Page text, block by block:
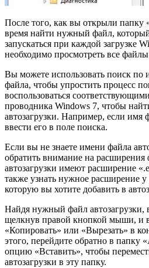
После того, как вы открыли папку
время найти нужный файл, который
запускаться при каждой загрузке
необходимо просмотреть все
Вы можете использовать поиск по
файла, чтобы упростить процесс
воспользоваться
проводника Windows 7, чтобы
автозагрузки. Например, если имя
ввести его в поле поиска.
Если вы не знаете имени файла
обратить внимание на
автозагрузки имеют расширение
также узнать нужное расширение
которую вы хотите добавить в
Найдя нужный файл автозагрузки,
щелкнув правой кнопкой мыши, и
«Копировать» или «Вырезать» в
этого, перейдите обратно в папку
опцию «Вставить», чтобы
автозагрузки в эту папку.